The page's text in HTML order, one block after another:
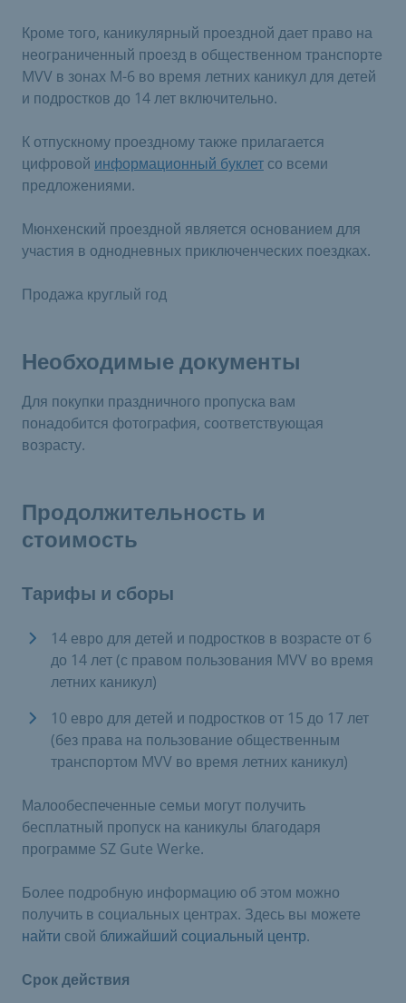
Кроме того, каникулярный проездной дает право на
неограниченный проезд в общественном транспорте
MVV в зонах M-6 во время летних каникул для детей
и подростков до 14 лет включительно.
К отпускному проездному также прилагается
цифровой информационный буклет со всеми
предложениями.
Мюнхенский проездной является основанием для
участия в однодневных приключенческих поездках.
Продажа круглый год
Необходимые документы
Для покупки праздничного пропуска вам
понадобится фотография, соответствующая
возрасту.
Продолжительность и
стоимость
Тарифы и сборы
14 евро для детей и подростков в возрасте от 6
до 14 лет (с правом пользования MVV во время
летних каникул)
10 евро для детей и подростков от 15 до 17 лет
(без права на пользование общественным
транспортом MVV во время летних каникул)
Малообеспеченные семьи могут получить
бесплатный пропуск на каникулы благодаря
программе SZ Gute Werke.
Более подробную информацию об этом можно
получить в социальных центрах. Здесь вы можете
найти свой ближайший социальный центр.
Срок действия